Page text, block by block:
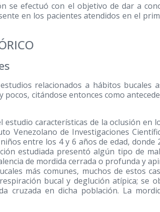
se efectuó con el objetivo de dar a
en los pacientes atendidos en el
relacionados a hábitos bucales
pocos, citándose entonces como
estudio características de la oclusión en
Venezolano de Investigaciones
entre los 4 y 6 años de edad, donde
estudiada presentó algún tipo de
de mordida cerrada o profunda y
más comunes, muchos de estos
bucal y deglución atípica; se
cruzada en dicha población. La